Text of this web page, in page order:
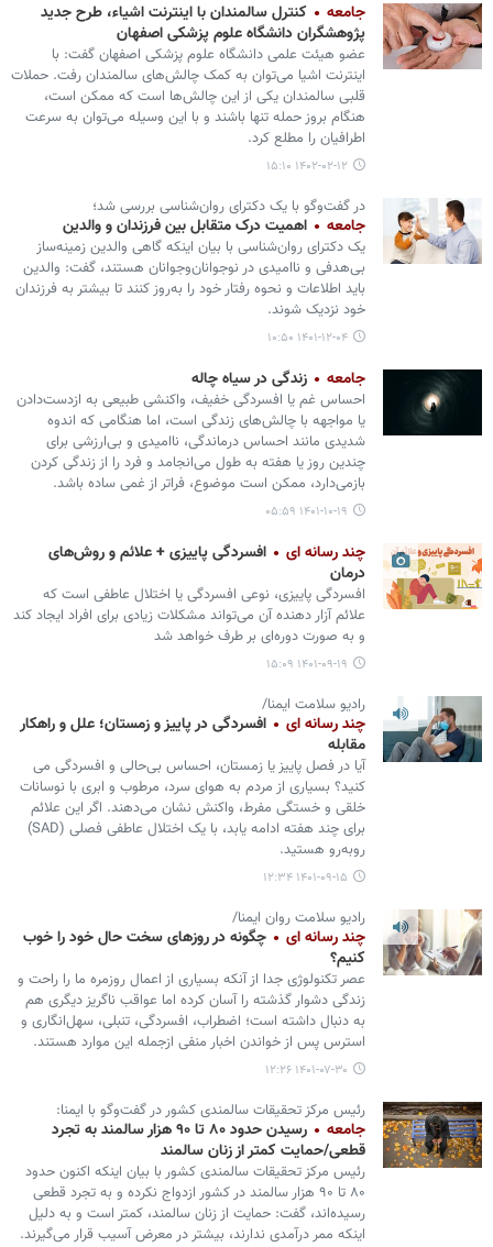
جامعه
کنترل سالمندان با اینترنت اشیاء، طرح جدید
پژوهشگران دانشگاه علوم پزشکی اصفهان
عضو هیئت علمی دانشگاه علوم پزشکی اصفهان گفت: با
اینترنت اشیا می‌توان به کمک چالش‌های سالمندان رفت. حملات
قلبی سالمندان یکی از این چالش‌ها است که ممکن است،
هنگام بروز حمله تنها باشند و با این وسیله می‌توان به سرعت
اطرافیان را مطلع کرد.
۱۴۰۲-۰۲-۱۲ ۱۵:۱۰
در گفت‌وگو با یک دکترای روان‌شناسی بررسی شد؛
جامعه اهمیت درک متقابل بین فرزندان و والدین
یک دکترای روان‌شناسی با بیان اینکه گاهی والدین زمینه‌ساز
بی‌هدفی و ناامیدی در نوجوانان‌وجوانان هستند، گفت: والدین
باید اطلاعات و نحوه رفتار خود را به‌روز کنند تا بیشتر به فرزندان
خود نزدیک شوند.
۱۴۰۱-۱۲-۰۴ ۱۰:۵۰
جامعه زندگی در سیاه چاله
احساس غم یا افسردگی خفیف، واکنشی طبیعی به ازدست‌دادن
یا مواجهه با چالش‌های زندگی است، اما هنگامی که اندوه
شدیدی مانند احساس درماندگی، ناامیدی و بی‌ارزشی برای
چندین روز یا هفته‌ به طول می‌انجامد و فرد را از زندگی کردن
بازمی‌دارد، ممکن است موضوع، فراتر از غمی ساده باشد.
۱۴۰۱-۱۰-۱۹ ۰۵:۵۹
چند رسانه ای
افسردگی پاییزی + علائم و روش‌های
درمان
افسردگی پاییزی، نوعی افسردگی یا اختلال عاطفی است که
علائم آزار دهنده آن می‌تواند مشکلات زیادی برای افراد ایجاد کند
و به صورت دوره‌ای بر طرف خواهد شد
۱۴۰۱-۰۹-۱۹ ۱۵:۰۹
رادیو سلامت ایمنا/
چند رسانه ای
افسردگی در پاییز و زمستان؛ علل و راهکار
مقابله
آیا در فصل پاییز یا زمستان، احساس بی‌حالی و افسردگی می
کنید؟ بسیاری از مردم به هوای سرد، مرطوب و ابری با نوسانات
خلقی و خستگی مفرط، واکنش نشان می‌دهند. اگر این علائم
برای چند هفته ادامه یابد، با یک اختلال عاطفی فصلی (SAD)
روبه‌رو هستید.
۱۴۰۱-۰۹-۱۵ ۱۲:۳۴
رادیو سلامت روان ایمنا/
چند رسانه ای
چگونه در روزهای سخت حال خود را خوب
کنیم؟
عصر تکنولوژی جدا از آنکه بسیاری از اعمال روزمره ما را راحت و
زندگی دشوار گذشته را آسان کرده اما عواقب ناگریز دیگری هم
به دنبال داشته است؛ اضطراب، افسردگی، تنبلی، سهل‌انگاری و
استرس پس از خواندن اخبار منفی ازجمله این موارد هستند.
۱۴۰۱-۰۷-۳۰ ۱۲:۲۶
رئیس مرکز تحقیقات سالمندی کشور در گفت‌وگو با ایمنا:
جامعه
رسیدن حدود ۸۰ تا ۹۰ هزار سالمند به تجرد
قطعی/حمایت کمتر از زنان سالمند
رئیس مرکز تحقیقات سالمندی کشور با بیان اینکه اکنون حدود
۸۰ تا ۹۰ هزار سالمند در کشور ازدواج نکرده و به تجرد قطعی
رسیده‌اند، گفت: حمایت از زنان سالمند، کمتر است و به دلیل
اینکه ممر درآمدی ندارند، بیشتر در معرض آسیب قرار می‌گیرند.